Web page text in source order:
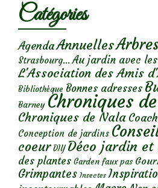
Catégories
AgendaAnnuelles
Strasbourg... Au jardin avec
L'Association des Amis
Bibliothèque Bonnes adresses
Barney Chroniques
Chroniques de Nala
Conception de jardins
coeur DIY Déco jardin et
des plantes Garden faux pas
Grimpantes Insectes